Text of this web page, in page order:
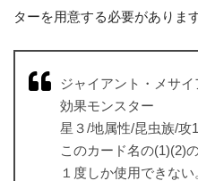
ターを用意する必要があります
ジャイアント・メサイ
効果モンスター
星３/地属性/昆虫族/攻
このカード名の(1)(2)
１度しか使用できない